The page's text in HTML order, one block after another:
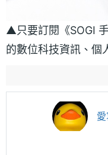
▲只要訂閱《SOGI
的數位科技資訊、個